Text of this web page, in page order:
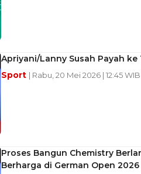
Apriyani/Lanny Susah Payah ke
Sport | Rabu, 20 Mei 2026 | 12:45 WIB
Proses Bangun Chemistry
Berharga di German Open 2026